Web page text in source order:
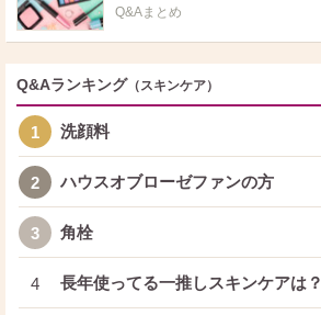
Q&Aまとめ
Q&Aランキング （スキンケア）
1 洗顔料
2 ハウスオブローゼファンの方
3 角栓
4 長年使ってる一推しスキンケアは？